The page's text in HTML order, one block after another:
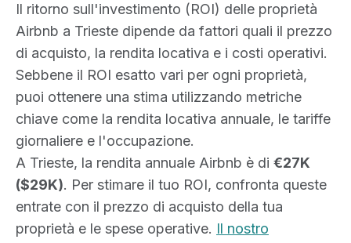
Il ritorno sull'investimento (ROI) delle proprietà
Airbnb a Trieste dipende da fattori quali il prezzo
di acquisto, la rendita locativa e i costi operativi.
Sebbene il ROI esatto vari per ogni proprietà,
puoi ottenere una stima utilizzando metriche
chiave come la rendita locativa annuale, le tariffe
giornaliere e l'occupazione.
A Trieste, la rendita annuale Airbnb è di €27K
($29K). Per stimare il tuo ROI, confronta queste
entrate con il prezzo di acquisto della tua
proprietà e le spese operative. Il nostro